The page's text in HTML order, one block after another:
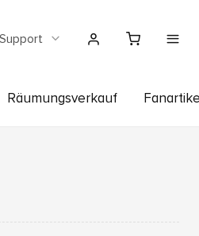
Support
Räumungsverkauf